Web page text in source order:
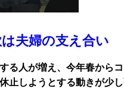
夫婦の支え合い
る人が増え、今年春から
止しようとする動きが少し